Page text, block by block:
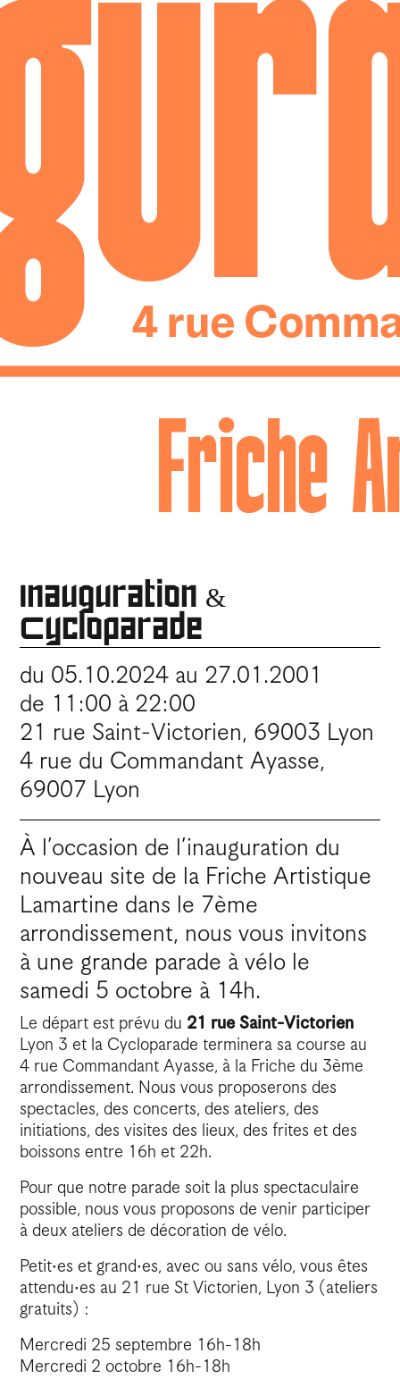
Inauguration &
Cycloparade
du 05.10.2024 au 27.01.2001
de 11:00 à 22:00
21 rue Saint-Victorien, 69003 Lyon
4 rue du Commandant Ayasse,
69007 Lyon
À l’occasion de l’inauguration du
nouveau site de la Friche Artistique
Lamartine dans le 7ème
arrondissement, nous vous invitons
à une grande parade à vélo le
samedi 5 octobre à 14h.
Le départ est prévu du 21 rue Saint-Victorien
Lyon 3 et la Cycloparade terminera sa course au
4 rue Commandant Ayasse, à la Friche du 3ème
arrondissement. Nous vous proposerons des
spectacles, des concerts, des ateliers, des
initiations, des visites des lieux, des frites et des
boissons entre 16h et 22h.
Pour que notre parade soit la plus spectaculaire
possible, nous vous proposons de venir participer
à deux ateliers de décoration de vélo.
Petit·es et grand·es, avec ou sans vélo, vous êtes
attendu·es au 21 rue St Victorien, Lyon 3 (ateliers
gratuits) :
Mercredi 25 septembre 16h-18h
Mercredi 2 octobre 16h-18h